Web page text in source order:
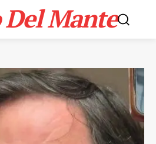
Del Mante